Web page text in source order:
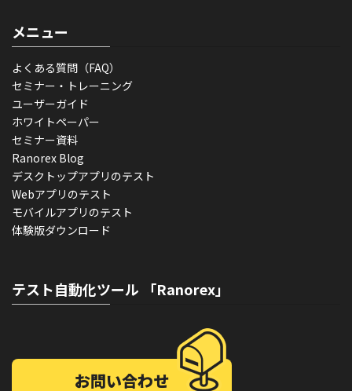
メニュー
よくある質問（FAQ）
セミナー・トレーニング
ユーザーガイド
ホワイトペーパー
セミナー資料
Ranorex Blog
デスクトップアプリのテスト
Webアプリのテスト
モバイルアプリのテスト
体験版ダウンロード
テスト自動化ツール 「Ranorex」
お問い合わせ